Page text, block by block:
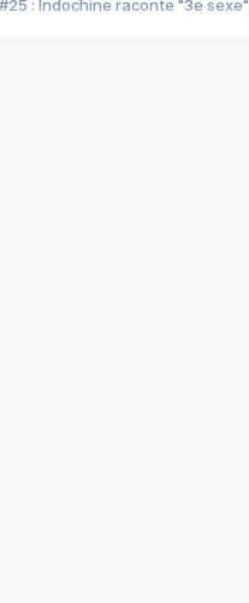
#25 : Indochine raconte "3e sexe"